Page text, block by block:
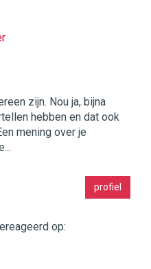
zijn. Nou ja, bijna
hebben en dat ook
mening over je
profiel
op: